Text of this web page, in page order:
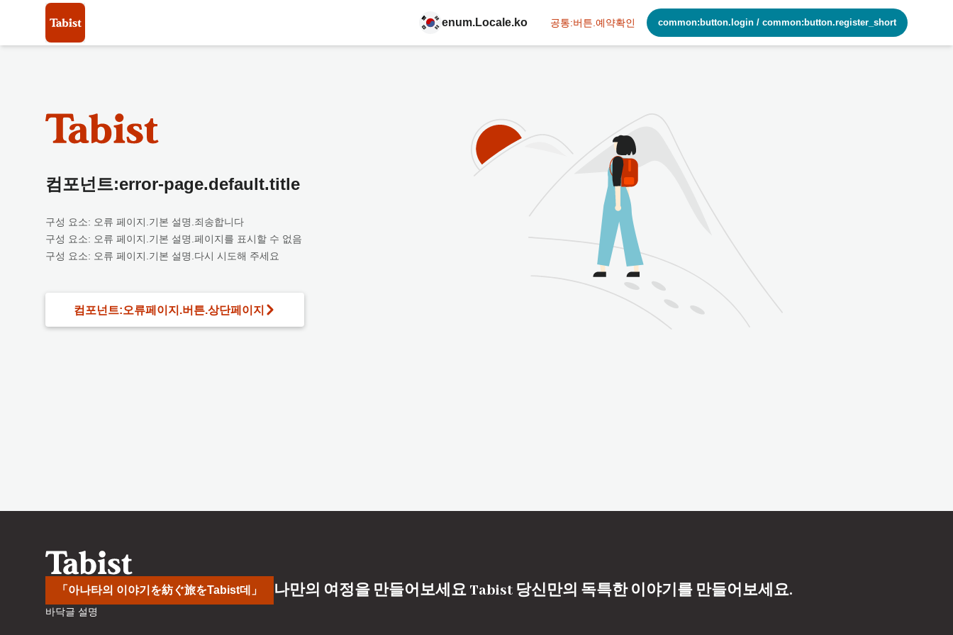
enum.Locale.ko 공통:버튼.예약확인 common:button.login / common:button.register_short
컴포넌트:error-page.default.title
구성 요소: 오류 페이지.기본 설명.죄송합니다
구성 요소: 오류 페이지.기본 설명.페이지를 표시할 수 없음
구성 요소: 오류 페이지.기본 설명.다시 시도해 주세요
컴포넌트:오류페이지.버튼.상단페이지
「아나타의 이야기を紡ぐ旅をTabist데」 나만의 여정을 만들어보세요 Tabist 당신만의 독특한 이야기를 만들어보세요.
바닥글 설명